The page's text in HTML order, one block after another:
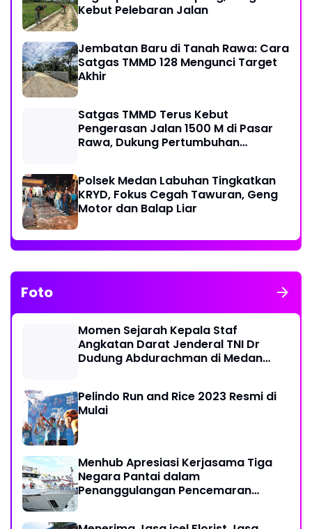
Kebut Pelebaran Jalan
Jembatan Baru di Tanah Rawa: Cara
Satgas TMMD 128 Mengunci Target
Akhir
Satgas TMMD Terus Kebut
Pengerasan Jalan 1500 M di Pasar
Rawa, Dukung Pertumbuhan
Polsek Medan Labuhan Tingkatkan
KRYD, Fokus Cegah Tawuran, Geng
Motor dan Balap Liar
Foto
Momen Sejarah Kepala Staf
Angkatan Darat Jenderal TNI Dr
Dudung Abdurachman di Medan
Pelindo Run and Rice 2023 Resmi di
Mulai
Menhub Apresiasi Kerjasama Tiga
Negara Pantai dalam
Penanggulangan Pencemaran